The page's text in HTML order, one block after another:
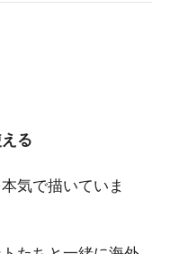
る
気で描いていま